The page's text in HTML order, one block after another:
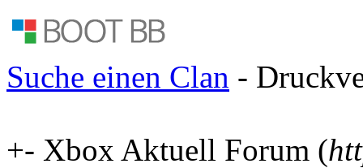
Suche einen Clan -
+- Xbox Aktuell Forum (